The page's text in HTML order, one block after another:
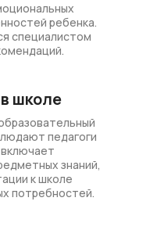
ребенка.
специалистом
школе
педагоги
знаний,
к школе
потребностей.